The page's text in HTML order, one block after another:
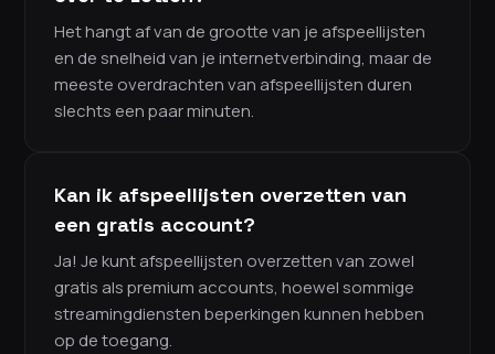
Het hangt af van de grootte van je afspeellijsten
en de snelheid van je internetverbinding, maar de
meeste overdrachten van afspeellijsten duren
slechts een paar minuten.
Kan ik afspeellijsten overzetten van
een gratis account?
Ja! Je kunt afspeellijsten overzetten van zowel
gratis als premium accounts, hoewel sommige
streamingdiensten beperkingen kunnen hebben
op de toegang.